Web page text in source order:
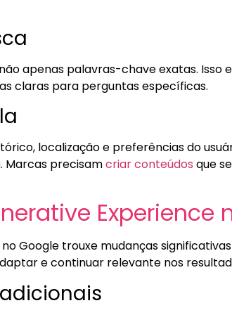
apenas palavras-chave exatas. Isso
claras para perguntas específicas.
localização e preferências do
. Marcas precisamcriar conteúdos que
Experience
Google trouxe mudanças significativas
e continuar relevante nos